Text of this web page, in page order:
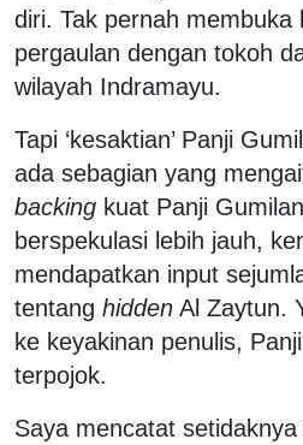
diri. Tak pernah membuka
pergaulan dengan tokoh
wilayah Indramayu.
Tapi ‘kesaktian’ Panji
ada sebagian yang
backing kuat Panji
berspekulasi lebih jauh,
mendapatkan input
tentang hidden Al Zaytun.
ke keyakinan penulis,
terpojok.
Saya mencatat